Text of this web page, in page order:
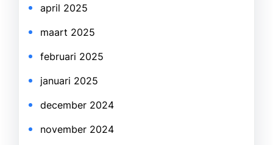
april 2025
maart 2025
februari 2025
januari 2025
december 2024
november 2024